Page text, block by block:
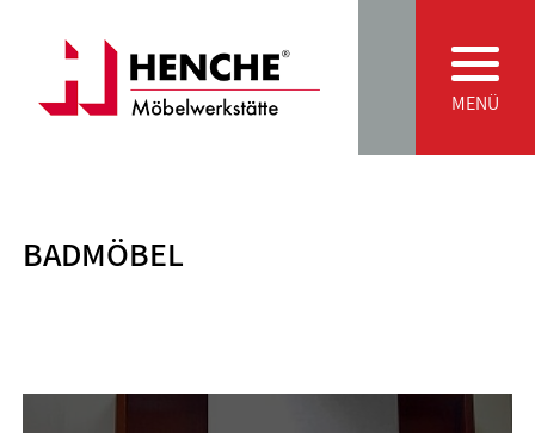
Main Navigation MENÜ
BADMÖBEL